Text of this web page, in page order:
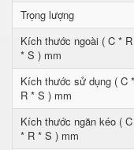
Trọng lượng
Kích thước ngoài ( C * R
* S ) mm
Kích thước sử dụng ( C *
R * S ) mm
Kích thước ngăn kéo ( C
* R * S ) mm